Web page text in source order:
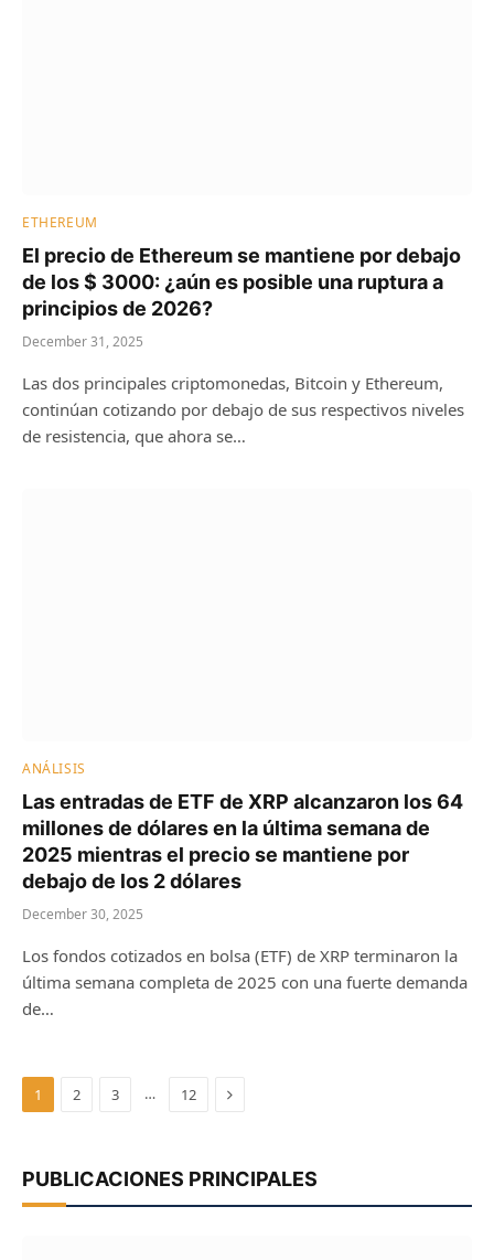
ETHEREUM
El precio de Ethereum se mantiene por debajo
de los $ 3000: ¿aún es posible una ruptura a
principios de 2026?
December 31, 2025
Las dos principales criptomonedas, Bitcoin y Ethereum,
continúan cotizando por debajo de sus respectivos niveles
de resistencia, que ahora se…
ANÁLISIS
Las entradas de ETF de XRP alcanzaron los 64
millones de dólares en la última semana de
2025 mientras el precio se mantiene por
debajo de los 2 dólares
December 30, 2025
Los fondos cotizados en bolsa (ETF) de XRP terminaron la
última semana completa de 2025 con una fuerte demanda
de…
1 2 3 … 12 Next
PUBLICACIONES PRINCIPALES